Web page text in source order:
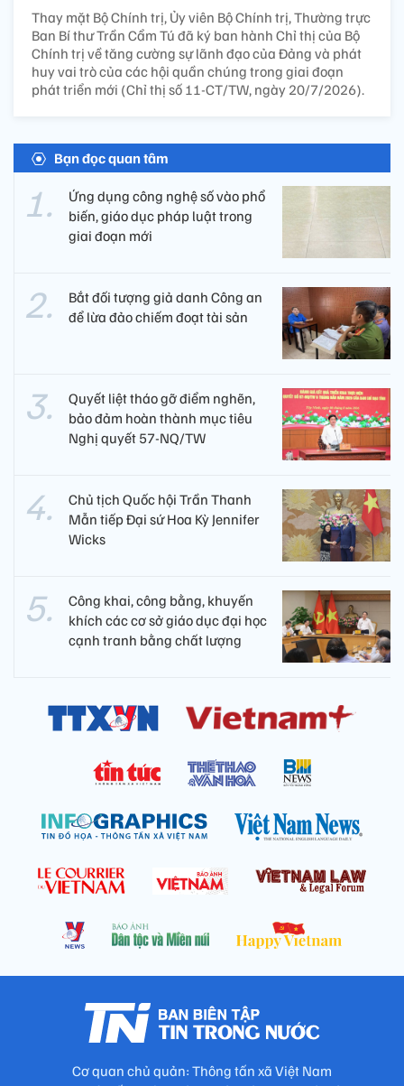
Thay mặt Bộ Chính trị, Ủy viên Bộ Chính trị, Thường trực
Ban Bí thư Trần Cẩm Tú đã ký ban hành Chỉ thị của Bộ
Chính trị về tăng cường sự lãnh đạo của Đảng và phát
huy vai trò của các hội quần chúng trong giai đoạn
phát triển mới (Chỉ thị số 11-CT/TW, ngày 20/7/2026).
Bạn đọc quan tâm
Ứng dụng công nghệ số vào phổ
biến, giáo dục pháp luật trong
giai đoạn mới
Bắt đối tượng giả danh Công an
để lừa đảo chiếm đoạt tài sản
Quyết liệt tháo gỡ điểm nghẽn,
bảo đảm hoàn thành mục tiêu
Nghị quyết 57-NQ/TW
Chủ tịch Quốc hội Trần Thanh
Mẫn tiếp Đại sứ Hoa Kỳ Jennifer
Wicks
Công khai, công bằng, khuyến
khích các cơ sở giáo dục đại học
cạnh tranh bằng chất lượng​
Cơ quan chủ quản: Thông tấn xã Việt Nam